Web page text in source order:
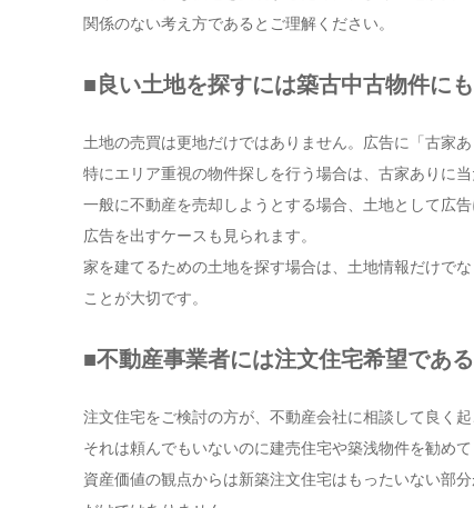
関係のない考え方であるとご理解ください。
■良い土地を探すには築古中古物件に
土地の売買は更地だけではありません。広告に「古家
特にエリア重視の物件探しを行う場合は、古家ありに当
一般に不動産を売却しようとする場合、土地として広
広告を出すケースも見られます。
家を建てるための土地を探す場合は、土地情報だけで
ことが大切です。
■不動産事業者には注文住宅希望であ
注文住宅をご検討の方が、不動産会社に相談して良く起
それは頼んでもいないのに建売住宅や築浅物件を勧めて
資産価値の観点からは新築注文住宅はもったいない部